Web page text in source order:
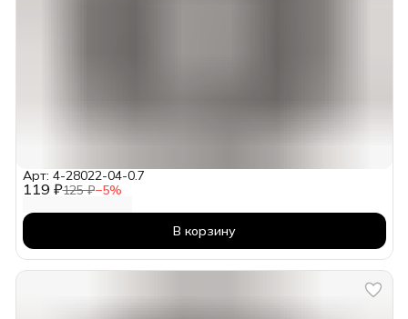
119 ₽125 ₽−5%
Арт: 4-28022-04-0.7
В корзину